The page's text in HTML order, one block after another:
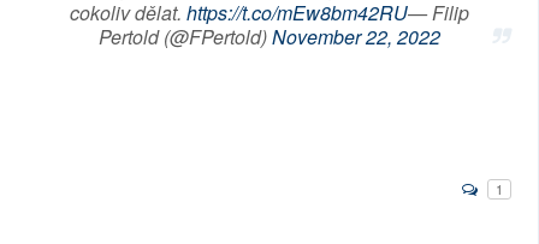
cokoliv dělat. https://t.co/mEw8bm42RU— Filip
Pertold (@FPertold)November 22, 2022
1